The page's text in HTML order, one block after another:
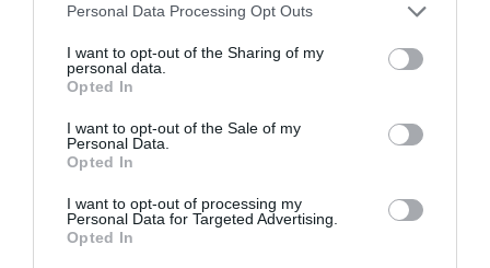
Personal Data Processing Opt Outs
I want to opt-out of the Sharing of my
personal data.
Opted In
I want to opt-out of the Sale of my
Personal Data.
Opted In
I want to opt-out of processing my
Personal Data for Targeted Advertising.
Opted In
Comentário*